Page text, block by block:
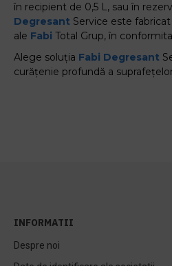
în recipient de 0,5 L, sau în
Degresant Service este
ale Fabi Total Grup, în
Alege soluția Fabi Degresant
curățenie profundă a
INFORMATII
Despre noi